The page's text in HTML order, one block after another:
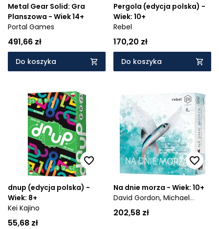
Metal Gear Solid: Gra
Planszowa - Wiek 14+
Portal Games
491,66 zł
Do koszyka
Pergola (edycja polska) -
Wiek: 10+
Rebel
170,20 zł
Do koszyka
dnup (edycja polska) -
Wiek: 8+
Kei Kajino
55,68 zł
Na dnie morza - Wiek: 10+
David Gordon, Michael
O'Connell
202,58 zł